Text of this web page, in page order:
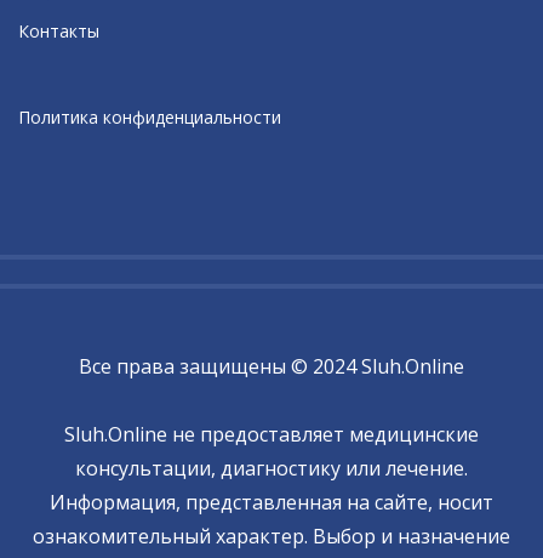
Контакты
Политика конфиденциальности
Все права защищены © 2024 Sluh.Online
Sluh.Online не предоставляет медицинские
консультации, диагностику или лечение.
Информация, представленная на сайте, носит
ознакомительный характер. Выбор и назначение